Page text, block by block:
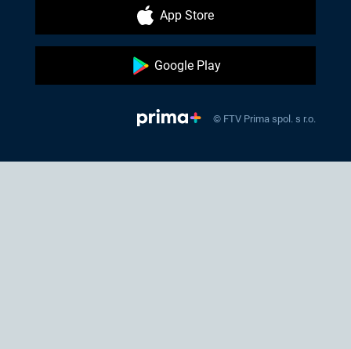
App Store
Google Play
© FTV Prima spol. s r.o.